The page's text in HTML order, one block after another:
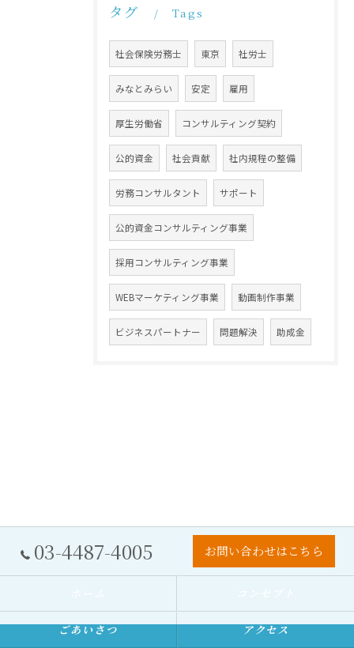
タグ Tags
社会保険労務士 東京 社労士
みなとみらい 安定 雇用
厚生労働省 コンサルティング契約
公的資金 社会貢献 社内規程の整備
労務コンサルタント サポート
公的資金コンサルティング事業
採用コンサルティング事業
WEBマーケティング事業 動画制作事業
ビジネスパートナー 問題解決 助成金
03-4487-4005 お問い合わせはこちら
ごあいさつ アクセス